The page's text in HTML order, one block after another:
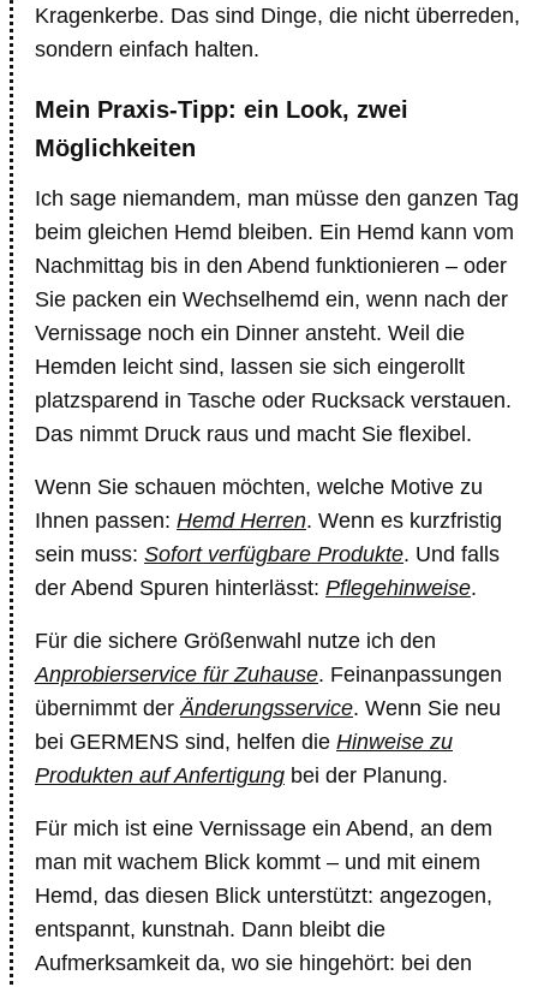
Kragenkerbe. Das sind Dinge, die nicht überreden,
sondern einfach halten.
Mein Praxis-Tipp: ein Look, zwei
Möglichkeiten
Ich sage niemandem, man müsse den ganzen Tag
beim gleichen Hemd bleiben. Ein Hemd kann vom
Nachmittag bis in den Abend funktionieren – oder
Sie packen ein Wechselhemd ein, wenn nach der
Vernissage noch ein Dinner ansteht. Weil die
Hemden leicht sind, lassen sie sich eingerollt
platzsparend in Tasche oder Rucksack verstauen.
Das nimmt Druck raus und macht Sie flexibel.
Wenn Sie schauen möchten, welche Motive zu
Ihnen passen: Hemd Herren. Wenn es kurzfristig
sein muss: Sofort verfügbare Produkte. Und falls
der Abend Spuren hinterlässt: Pflegehinweise.
Für die sichere Größenwahl nutze ich den
Anprobierservice für Zuhause. Feinanpassungen
übernimmt derÄnderungsservice. Wenn Sie neu
bei GERMENS sind, helfen die Hinweise zu
Produkten auf Anfertigung bei der Planung.
Für mich ist eine Vernissage ein Abend, an dem
man mit wachem Blick kommt – und mit einem
Hemd, das diesen Blick unterstützt: angezogen,
entspannt, kunstnah. Dann bleibt die
Aufmerksamkeit da, wo sie hingehört: bei den